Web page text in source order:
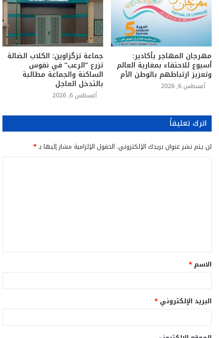
مهرجان المهاجر بأكادير:
أسبوع للاحتفاء بمغاربة العالم
وتعزيز ارتباطهم بالوطن الأم
أغسطس 6, 2026
جماعة تزگزاوين: الكلاب الضالة
تزرع “الرعب” في نفوس
الساكنة والجماعة مطالبة
بالتدخل العاجل
أغسطس 6, 2026
اترك تعليقاً
لن يتم نشر عنوان بريدك الإلكتروني. الحقول الإلزامية مشار إليها بـ*
ق
*
الاسم *
البريد الإلكتروني *